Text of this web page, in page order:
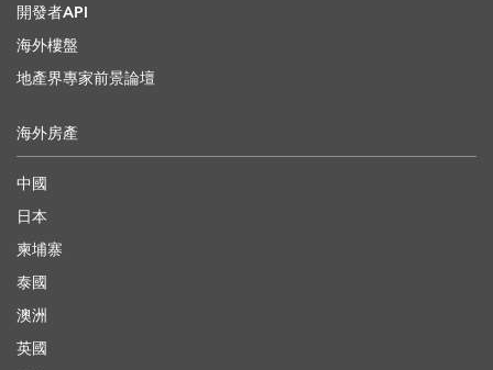
開發者API
海外樓盤
地產界專家前景論壇
海外房產
中國
日本
柬埔寨
泰國
澳洲
英國